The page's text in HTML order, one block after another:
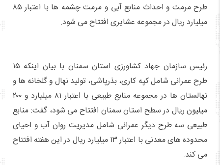
طرح مرمت و احداث منابع آبی و مرمت چشمه ها با اعتبار ۸۵
میلیارد ریال در مجموعه عشایری افتتاح می شود.
رئیس سازمان جهاد کشاورزی استان سمنان با بیان اینکه ۱۵
طرح عمرانی شامل کپه کاری، بذرپاشی، تولید نهال و گلخانه ها و
نهالستان ها در مجموعه منابع طبیعی با اعتبار ۸۱ میلیارد و ۲۰۰
میلیون ریال در سطح استان سمنان افتتاح می شود، گفت: منابع
طبیعی سه طرح دیگر عمرانی شامل مدیریت روان آب و احیای
محدوده های معدنی با اعتبار ۱۳ میلیارد ریال در این هفته افتتاح
می کند.